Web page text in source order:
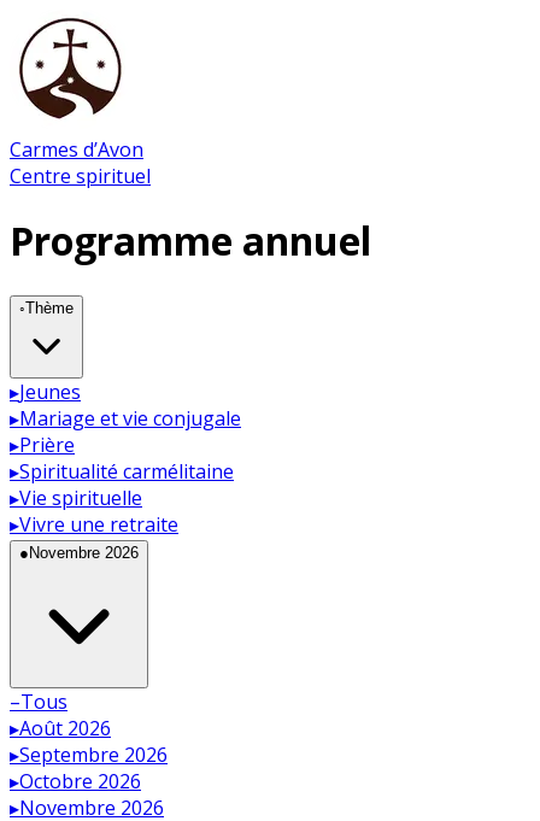
Carmes d’Avon
Centre spirituel
Programme annuel
◦Thème
▸Jeunes
▸Mariage et vie conjugale
▸Prière
▸Spiritualité carmélitaine
▸Vie spirituelle
▸Vivre une retraite
● Novembre 2026
–Tous
▸Août 2026
▸Septembre 2026
▸Octobre 2026
▸Novembre 2026